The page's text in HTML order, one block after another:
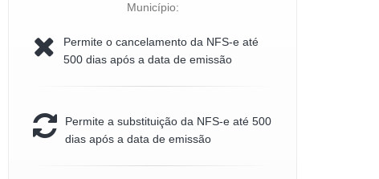
Município:
Permite o cancelamento da NFS-e até
500 dias após a data de emissão
Permite a substituição da NFS-e até 500
dias após a data de emissão